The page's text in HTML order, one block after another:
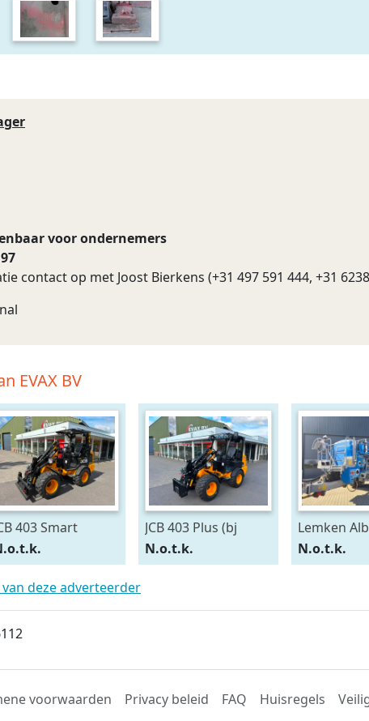
voor ondernemers
contact op met Joost Bierkens (+31 497 591 444, +31
EVAX BV
403 Smart
(bj 2025)
JCB 403 Plus (bj
2025)
N.o.t.k.
Lemken
9/5000-B27
N.o.t.k.
deze adverteerder
voorwaarden Privacy beleid FAQ Huisregels